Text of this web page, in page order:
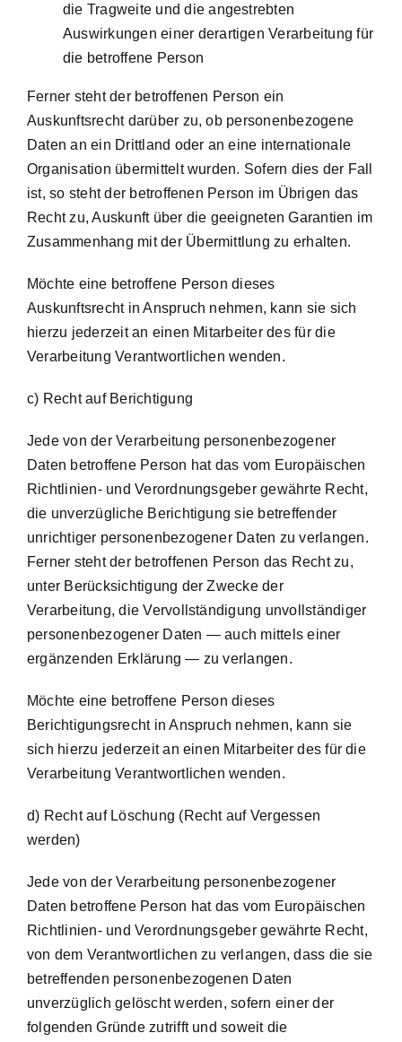
die Tragweite und die angestrebten
Auswirkungen einer derartigen Verarbeitung für
die betroffene Person
Ferner steht der betroffenen Person ein
Auskunftsrecht darüber zu, ob personenbezogene
Daten an ein Drittland oder an eine internationale
Organisation übermittelt wurden. Sofern dies der Fall
ist, so steht der betroffenen Person im Übrigen das
Recht zu, Auskunft über die geeigneten Garantien im
Zusammenhang mit der Übermittlung zu erhalten.
Möchte eine betroffene Person dieses
Auskunftsrecht in Anspruch nehmen, kann sie sich
hierzu jederzeit an einen Mitarbeiter des für die
Verarbeitung Verantwortlichen wenden.
c) Recht auf Berichtigung
Jede von der Verarbeitung personenbezogener
Daten betroffene Person hat das vom Europäischen
Richtlinien- und Verordnungsgeber gewährte Recht,
die unverzügliche Berichtigung sie betreffender
unrichtiger personenbezogener Daten zu verlangen.
Ferner steht der betroffenen Person das Recht zu,
unter Berücksichtigung der Zwecke der
Verarbeitung, die Vervollständigung unvollständiger
personenbezogener Daten — auch mittels einer
ergänzenden Erklärung — zu verlangen.
Möchte eine betroffene Person dieses
Berichtigungsrecht in Anspruch nehmen, kann sie
sich hierzu jederzeit an einen Mitarbeiter des für die
Verarbeitung Verantwortlichen wenden.
d) Recht auf Löschung (Recht auf Vergessen
werden)
Jede von der Verarbeitung personenbezogener
Daten betroffene Person hat das vom Europäischen
Richtlinien- und Verordnungsgeber gewährte Recht,
von dem Verantwortlichen zu verlangen, dass die sie
betreffenden personenbezogenen Daten
unverzüglich gelöscht werden, sofern einer der
folgenden Gründe zutrifft und soweit die